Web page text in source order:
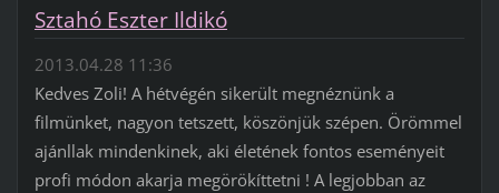
Sztahó Eszter Ildikó
2013.04.28 11:36
Kedves Zoli! A hétvégén sikerült megnéznünk a
filmünket, nagyon tetszett, köszönjük szépen. Örömmel
ajánllak mindenkinek, aki életének fontos eseményeit
profi módon akarja megörökíttetni ! A legjobban az